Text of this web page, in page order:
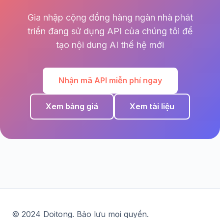
Gia nhập cộng đồng hàng ngàn nhà phát
triển đang sử dụng API của chúng tôi để
tạo nội dung AI thế hệ mới
Nhận mã API miễn phí ngay
Xem bảng giá Xem tài liệu
© 2024 Doitong. Bảo lưu mọi quyền.